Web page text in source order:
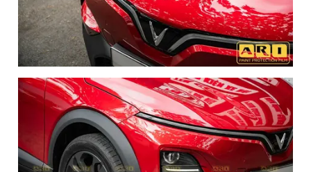
tiên tiến nhất hiện nay.